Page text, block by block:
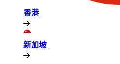
香港​​
新加坡​​